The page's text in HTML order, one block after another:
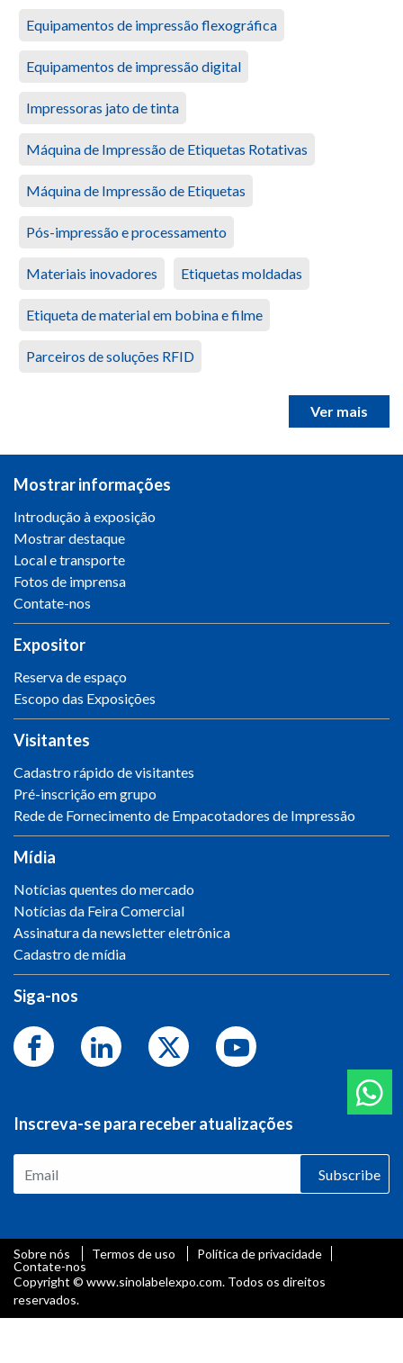
Equipamentos de impressão flexográfica
Equipamentos de impressão digital
Impressoras jato de tinta
Máquina de Impressão de Etiquetas Rotativas
Máquina de Impressão de Etiquetas
Pós-impressão e processamento
Materiais inovadores Etiquetas moldadas
Etiqueta de material em bobina e filme
Parceiros de soluções RFID
Ver mais
Mostrar informações
Introdução à exposição
Mostrar destaque
Local e transporte
Fotos de imprensa
Contate-nos
Expositor
Reserva de espaço
Escopo das Exposições
Visitantes
Cadastro rápido de visitantes
Pré-inscrição em grupo
Rede de Fornecimento de Empacotadores de Impressão
Mídia
Notícias quentes do mercado
Notícias da Feira Comercial
Assinatura da newsletter eletrônica
Cadastro de mídia
Siga-nos
Inscreva-se para receber atualizações
Subscribe
Sobre nós Termos de uso
Política de privacidade
Contate-nos
Copyright © www.sinolabelexpo.com. Todos os direitos
reservados.